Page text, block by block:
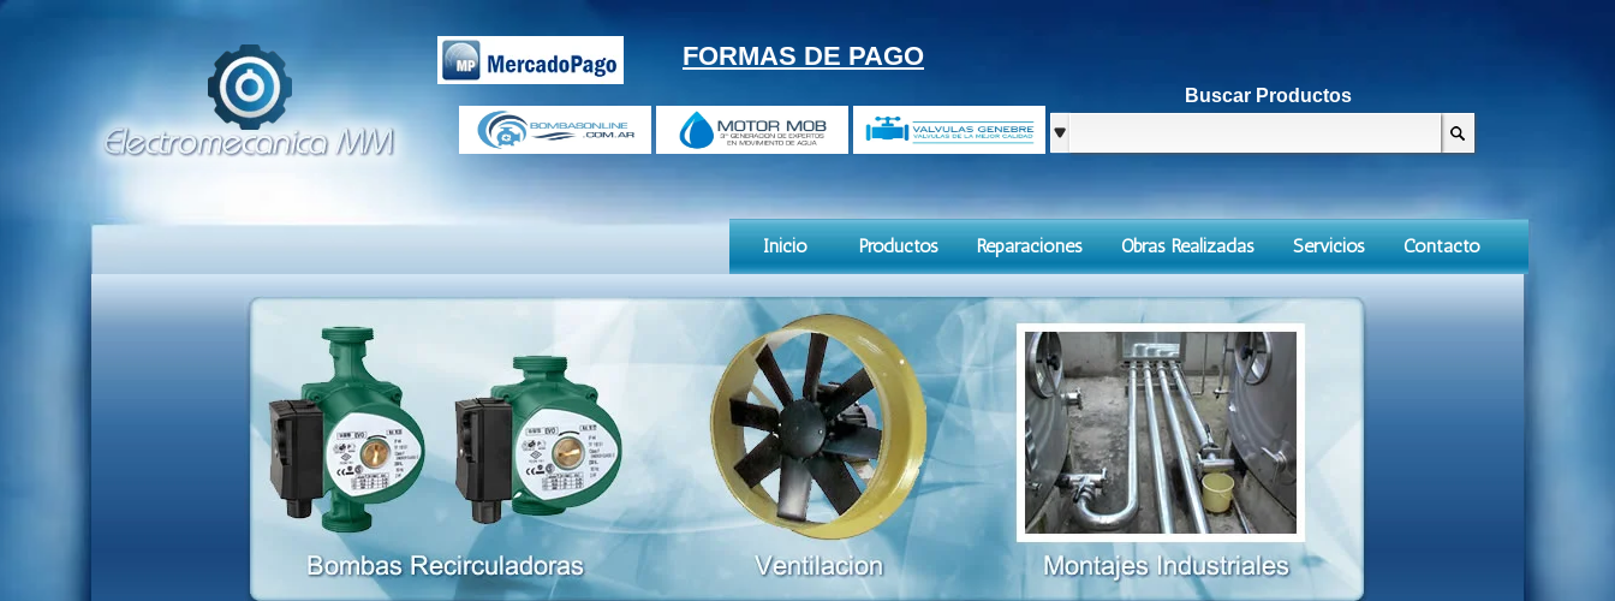
FORMAS DE PAGO
Buscar Productos
Inicio Productos Reparaciones Obras Realizadas Servicios Contacto